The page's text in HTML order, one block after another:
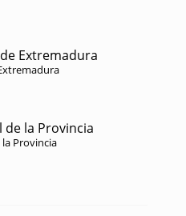
Extremadura
de la Provincia
Provincia